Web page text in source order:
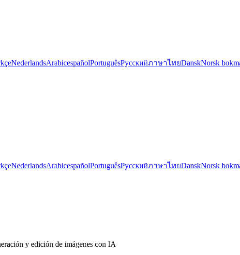
NederlandsArabicespañolPortuguêsРусскийภาษาไทยDanskNorsk
NederlandsArabicespañolPortuguêsРусскийภาษาไทยDanskNorsk
y edición de imágenes con IA